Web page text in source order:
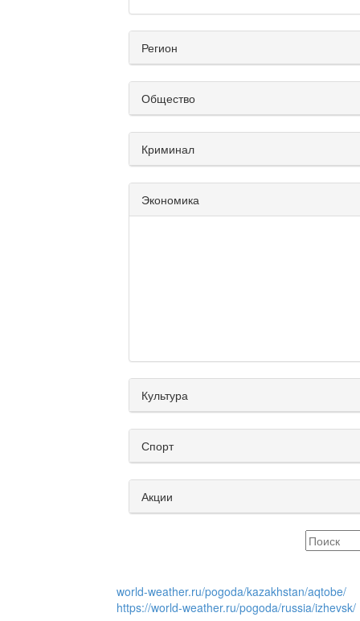
Регион
Общество
Криминал
Экономика
Культура
Спорт
Акции
world-weather.ru/pogoda/kazakhstan/aqtobe/
https://world-weather.ru/pogoda/russia/izhevsk/